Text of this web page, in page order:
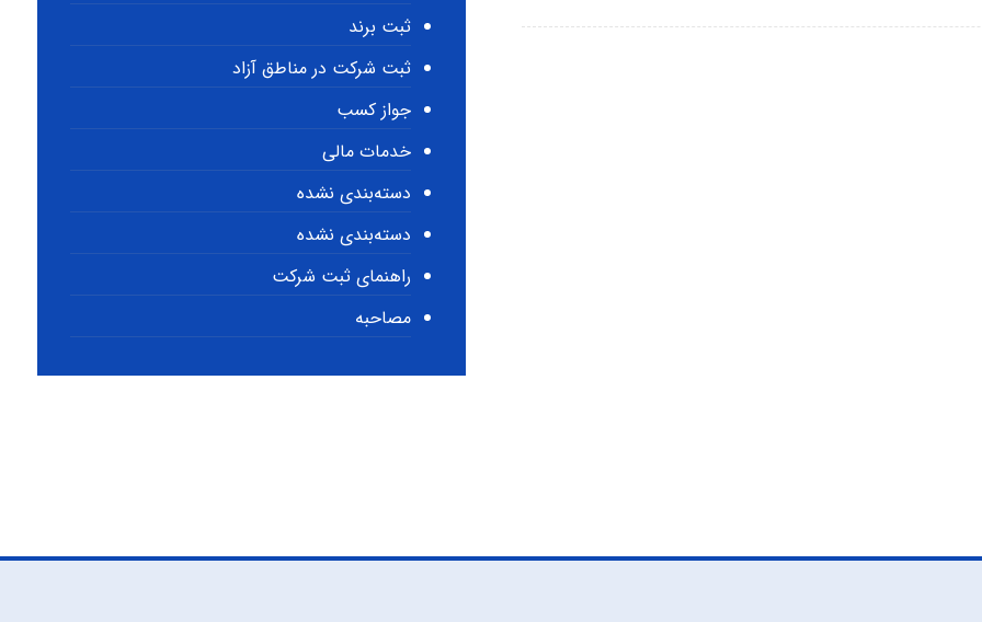
ثبت برند
ثبت شرکت در مناطق آزاد
جواز کسب
خدمات مالی
دسته‌بندی نشده
دسته‌بندی نشده
راهنمای ثبت شرکت
مصاحبه